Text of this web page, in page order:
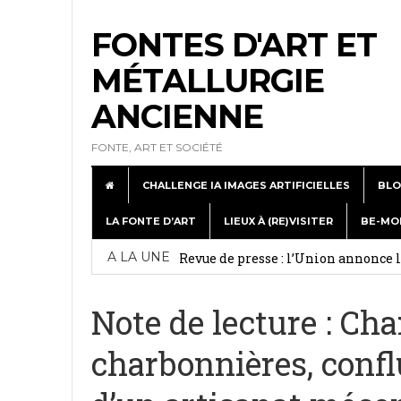
FONTES D'ART ET
MÉTALLURGIE
ANCIENNE
FONTE, ART ET SOCIÉTÉ
CHALLENGE IA IMAGES ARTIFICIELLES
LA FONTE D’ART LIEUX À (RE)VISITER BE-
A LA UNE
Exposition de Dommartin-le-Franc
Revue de presse : l’Union
A la journée Portes Ouvertes à
juillet 5, 2026
Revue de web : Les statues du
Note de lecture :
charbonnières,